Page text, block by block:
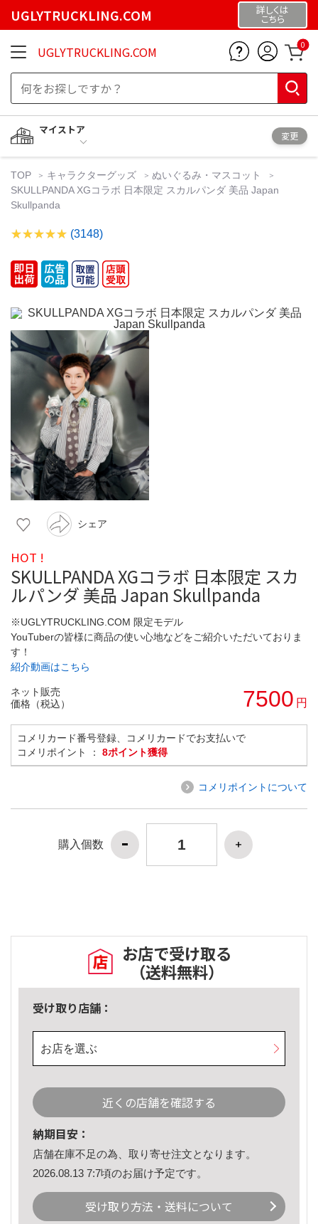
UGLYTRUCKLING.COM 詳しくは
こちら
UGLYTRUCKLING.COM 0
マイストア
変更
TOP キャラクターグッズ
ぬいぐるみ・マスコット
SKULLPANDA XGコラボ 日本限定 スカルパンダ 美品 Japan
Skullpanda
(3148)
シェア
HOT !
SKULLPANDA XGコラボ 日本限定 スカ
ルパンダ 美品 Japan Skullpanda
※UGLYTRUCKLING.COM 限定モデル
YouTuberの皆様に商品の使い心地などをご紹介いただいておりま
す！
紹介動画はこちら
ネット販売
価格（税込）
7500 円
コメリカード番号登録、コメリカードでお支払いで
コメリポイント ： 8ポイント獲得
コメリポイントについて
購入個数
お店で受け取る
（送料無料）
受け取り店舗：
お店を選ぶ
近くの店舗を確認する
納期目安：
店舗在庫不足の為、取り寄せ注文となります。
2026.08.13 7:7頃のお届け予定です。
受け取り方法・送料について